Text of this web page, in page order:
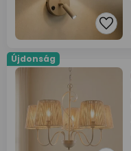
Újdonság